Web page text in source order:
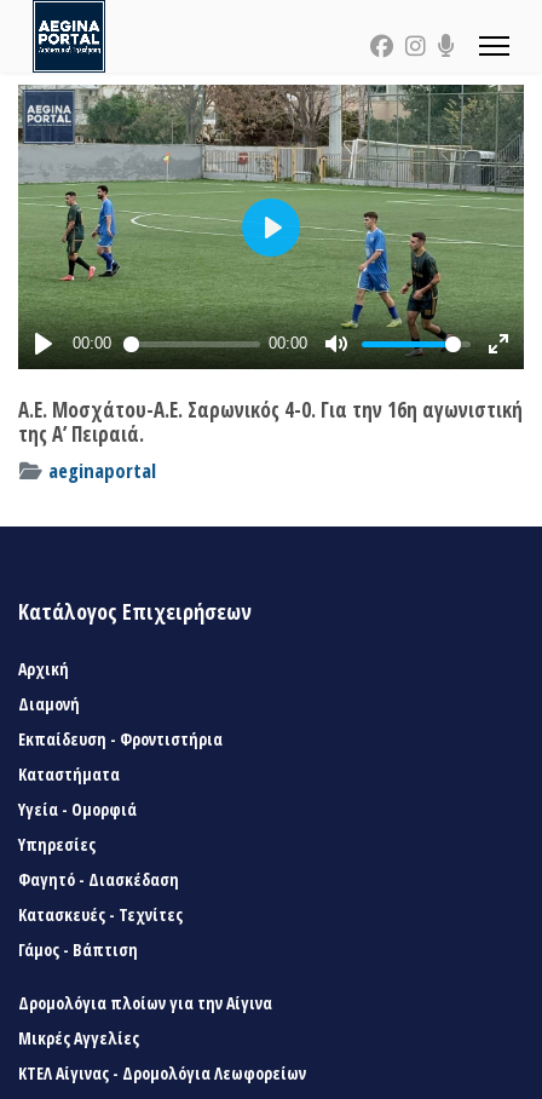
Α.Ε. Μοσχάτου-Α.Ε. Σαρωνικός 4-0. Για την 16η αγωνιστική
της Α’ Πειραιά.
aeginaportal
Κατάλογος Επιχειρήσεων
Αρχική
Διαμονή
Εκπαίδευση - Φροντιστήρια
Καταστήματα
Υγεία - Ομορφιά
Υπηρεσίες
Φαγητό - Διασκέδαση
Κατασκευές - Τεχνίτες
Γάμος - Βάπτιση
Δρομολόγια πλοίων για την Αίγινα
Μικρές Αγγελίες
ΚΤΕΛ Αίγινας - Δρομολόγια Λεωφορείων